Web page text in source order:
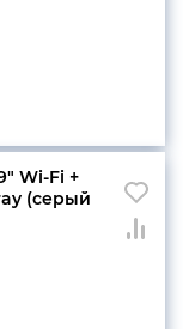
Wi-Fi +
(серый